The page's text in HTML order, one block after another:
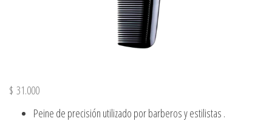
$ 31.000
Peine de precisión utilizado por barberos y estilistas .